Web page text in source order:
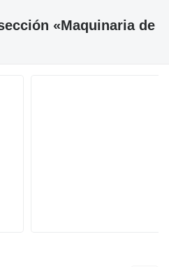
«Maquinaria de